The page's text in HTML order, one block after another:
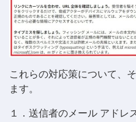
これらの対応策について、
ます。
１．送信者のメール アドレ